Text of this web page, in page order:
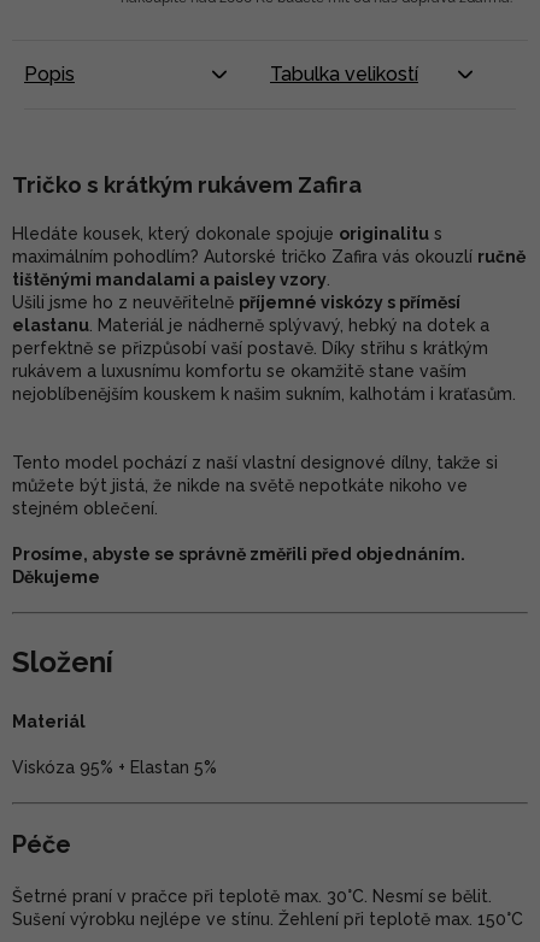
Popis Tabulka velikostí
Tričko s krátkým rukávem Zafira
Hledáte kousek, který dokonale spojuje originalitu s
maximálním pohodlím? Autorské tričko Zafira vás okouzlí ručně
tištěnými mandalami a paisley vzory
Ušili jsme ho z neuvěřitelně příjemné viskózy s příměsí
elastanu . Materiál je nádherně splývavý, hebký na dotek a
perfektně se přizpůsobí vaší postavě. Díky střihu s krátkým
rukávem a luxusnímu komfortu se okamžitě stane vaším
nejoblíbenějším kouskem k našim sukním, kalhotám i kraťasům.
Tento model pochází z naší vlastní designové dílny, takže si
můžete být jistá, že nikde na světě nepotkáte nikoho ve
stejném oblečení.
Prosíme, abyste se správně změřili před objednáním.
Děkujeme
Složení
Materiál
Viskóza 95% + Elastan 5%
Péče
Šetrné praní v pračce při teplotě max. 30°C. Nesmí se bělit.
Sušení výrobku nejlépe ve stínu. Žehlení při teplotě max. 150°C